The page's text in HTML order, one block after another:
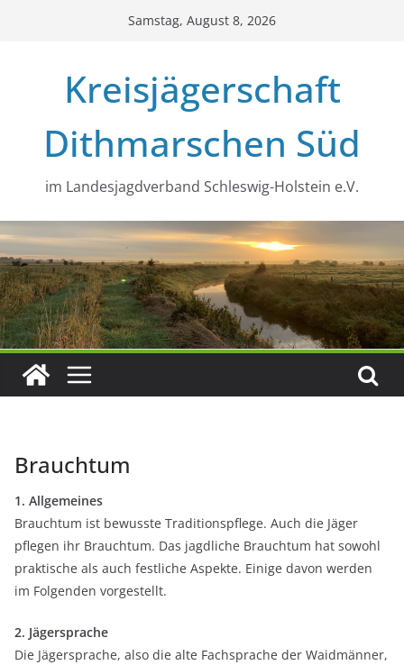
Samstag, August 8, 2026
Kreisjägerschaft
Dithmarschen Süd
im Landesjagdverband Schleswig-Holstein e.V.
Brauchtum
1. Allgemeines
Brauchtum ist bewusste Traditionspflege. Auch die Jäger
pflegen ihr Brauchtum. Das jagdliche Brauchtum hat sowohl
praktische als auch festliche Aspekte. Einige davon werden
im Folgenden vorgestellt.
2. Jägersprache
Die Jägersprache, also die alte Fachsprache der Waidmänner,